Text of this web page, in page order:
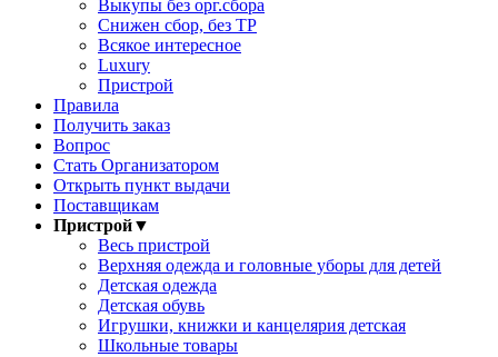
Выкупы без орг.сбора
Снижен сбор, без ТР
Всякое интересное
Luxury
Пристрой
Правила
Получить заказ
Вопрос
Стать Организатором
Открыть пункт выдачи
Поставщикам
Пристрой▼
Весь пристрой
Верхняя одежда и головные уборы для детей
Детская одежда
Детская обувь
Игрушки, книжки и канцелярия детская
Школьные товары